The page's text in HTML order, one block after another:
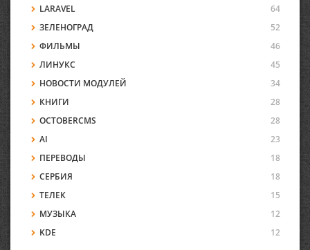
LARAVEL
64
ЗЕЛЕНОГРАД
52
ФИЛЬМЫ
46
ЛИНУКС
45
НОВОСТИ МОДУЛЕЙ
34
КНИГИ
28
OCTOBERCMS
28
AI
23
ПЕРЕВОДЫ
18
СЕРБИЯ
18
ТЕЛЕК
15
МУЗЫКА
12
KDE
12